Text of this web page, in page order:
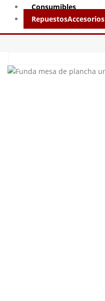
Consumibles
RepuestosAccesorios